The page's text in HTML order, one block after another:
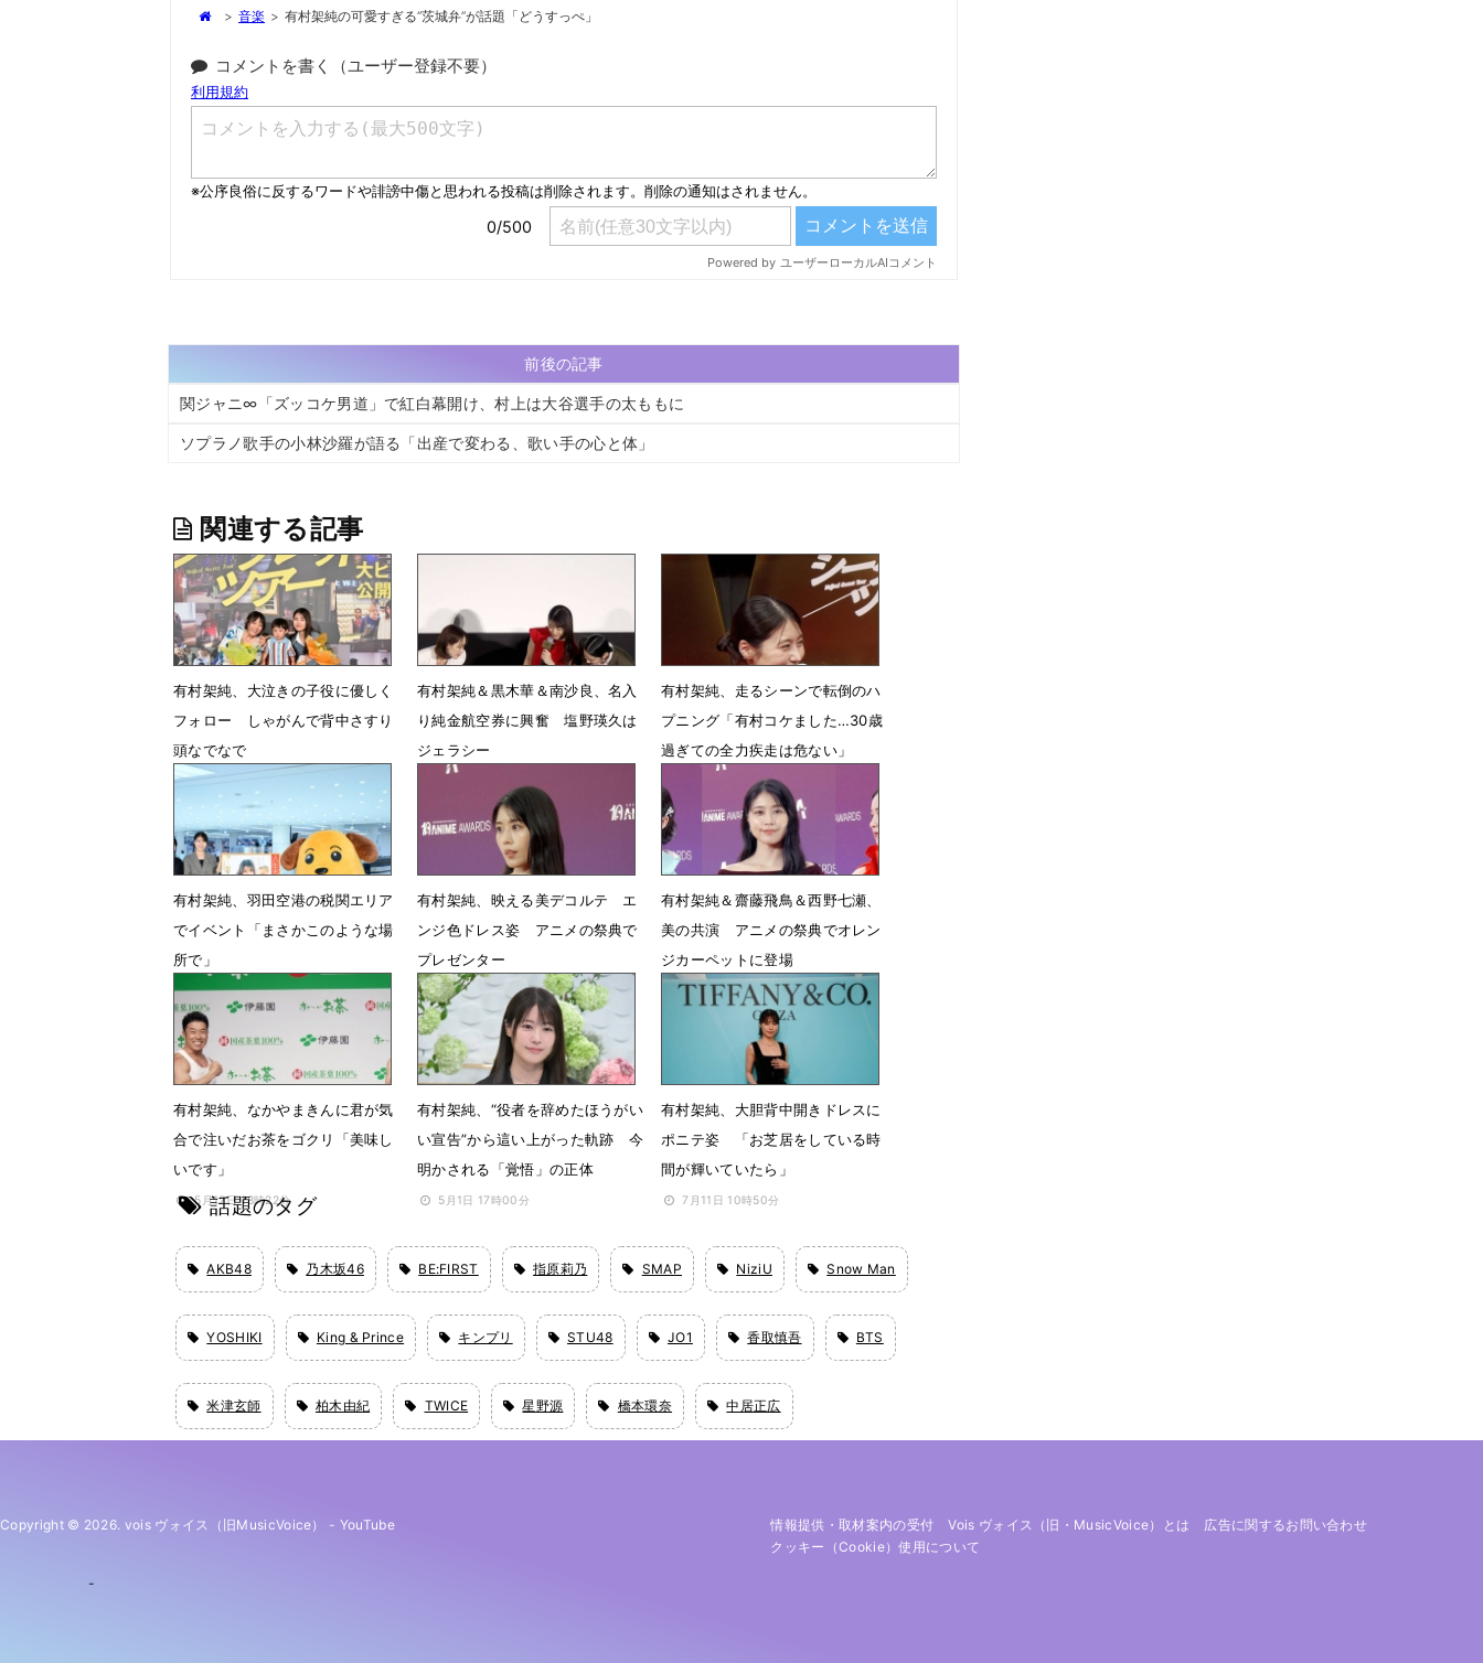
> 音楽 > 有村架純の可愛すぎる“茨城弁”が話題「どうすっぺ」
コメントを書く（ユーザー登録不要）
前後の記事
関ジャニ∞「ズッコケ男道」で紅白幕開け、村上は大谷選手の太ももに
ソプラノ歌手の小林沙羅が語る「出産で変わる、歌い手の心と体」
関連する記事
有村架純、大泣きの子役に優しく
フォロー しゃがんで背中さすり
頭なでなで
7月2日 18時15分
有村架純＆黒木華＆南沙良、名入
り純金航空券に興奮 塩野瑛久は
ジェラシー
有村架純、走るシーンで転倒のハ
プニング「有村コケました…30歳
過ぎての全力疾走は危ない」
6月3日 07時17分
有村架純、羽田空港の税関エリア
でイベント「まさかこのような場
所で」
5月27日 06時51分
有村架純、映える美デコルテ エ
ンジ色ドレス姿 アニメの祭典で
プレゼンター
5月25日 07時14分
有村架純＆齋藤飛鳥＆西野七瀬、
美の共演 アニメの祭典でオレン
ジカーペットに登場
5月25日 06時46分
有村架純、なかやまきんに君が気
合で注いだお茶をゴクリ「美味し
いです」
5月12日 18時22分
有村架純、“役者を辞めたほうがい
い宣告”から這い上がった軌跡 今
明かされる「覚悟」の正体
5月1日 17時00分
有村架純、大胆背中開きドレスに
ポニテ姿 「お芝居をしている時
間が輝いていたら」
7月11日 10時50分
話題のタグ
AKB48 乃木坂46 BE:FIRST 指原莉乃 SMAP NiziU Snow Man
YOSHIKI King & Prince キンプリ STU48 JO1 香取慎吾 BTS
米津玄師 柏木由紀 TWICE 星野源 橋本環奈 中居正広
Copyright © 2026. vois ヴォイス（旧MusicVoice） - YouTube 情報提供・取材案内の受付 Vois ヴォイス（旧・MusicVoice）とは
広告に関するお問い合わせ
クッキー（cookie）使用について
-